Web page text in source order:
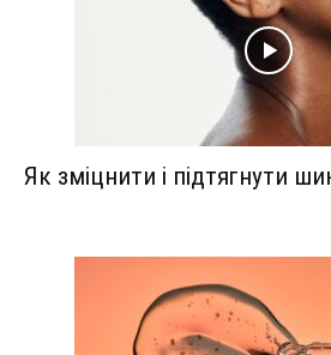
Як зміцнити і підтягнути